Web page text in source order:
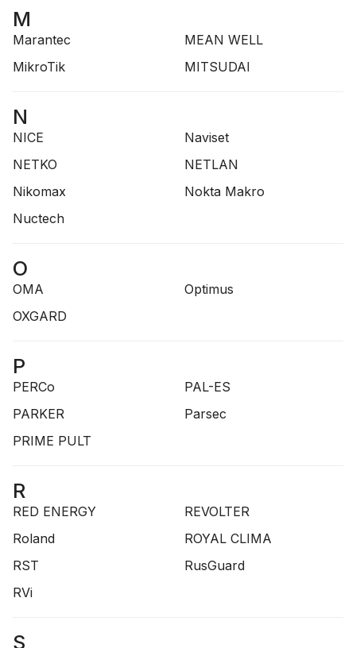
M
Marantec
MEAN WELL
MikroTik
MITSUDAI
N
NICE
Naviset
NETKO
NETLAN
Nikomax
Nokta Makro
Nuctech
O
OMA
Optimus
OXGARD
P
PERCo
PAL-ES
PARKER
Parsec
PRIME PULT
R
RED ENERGY
REVOLTER
Roland
ROYAL CLIMA
RST
RusGuard
RVi
S